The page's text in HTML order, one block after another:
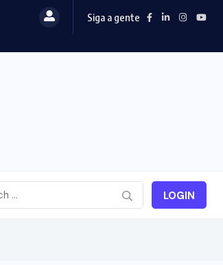
Siga a gente
LOGIN